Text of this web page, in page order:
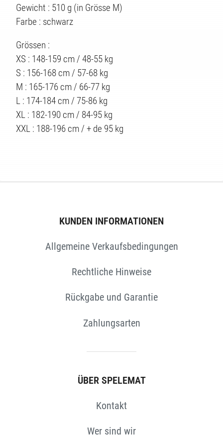
Gewicht : 510 g (in Grösse M)
Farbe : schwarz
Grössen :
XS : 148-159 cm / 48-55 kg
S : 156-168 cm / 57-68 kg
M : 165-176 cm / 66-77 kg
L : 174-184 cm / 75-86 kg
XL : 182-190 cm / 84-95 kg
XXL : 188-196 cm / + de 95 kg
KUNDEN INFORMATIONEN
Allgemeine Verkaufsbedingungen
Rechtliche Hinweise
Rückgabe und Garantie
Zahlungsarten
ÜBER SPELEMAT
Kontakt
Wer sind wir